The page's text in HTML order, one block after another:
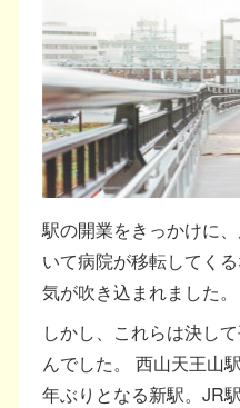
駅の開業をきっかけに
いて病院が移転してく
気が吹き込まれました。
しかし、これらは決し
んでした。 西山天王山
年ぶりとなる新駅。JR